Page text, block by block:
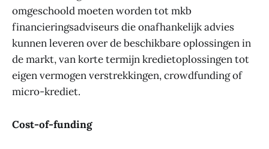
omgeschoold moeten worden tot mkb
financieringsadviseurs die onafhankelijk advies
kunnen leveren over de beschikbare oplossingen in
de markt, van korte termijn kredietoplossingen tot
eigen vermogen verstrekkingen, crowdfunding of
micro-krediet.
Cost-of-funding